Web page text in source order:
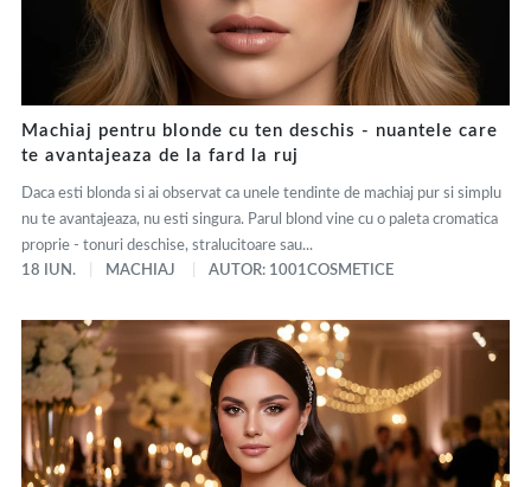
Machiaj pentru blonde cu ten deschis - nuantele care
te avantajeaza de la fard la ruj
Daca esti blonda si ai observat ca unele tendinte de machiaj pur si simplu
nu te avantajeaza, nu esti singura. Parul blond vine cu o paleta cromatica
proprie - tonuri deschise, stralucitoare sau...
18 IUN.
MACHIAJ AUTOR: 1001COSMETICE